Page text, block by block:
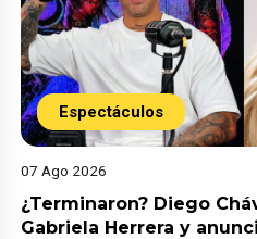
Espectáculos
07 Ago 2026
¿Terminaron? Diego
Gabriela Herrera y